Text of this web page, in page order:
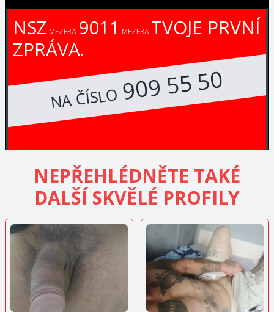
NSZ MEZERA 9011 MEZERA TVOJE PRVNÍ
ZPRÁVA.
NA ČÍSLO909 55 50
NEPŘEHLÉDNĚTE TAKÉ
DALŠÍ SKVĚLÉ PROFILY
ZOBRAZIT
INZERÁT
ZOBRAZIT
INZERÁT